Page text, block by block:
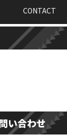
CONTACT
い合わせ